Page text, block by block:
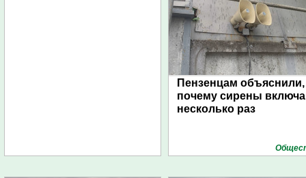
Пензенцам объяснили,
почему сирены
несколько раз